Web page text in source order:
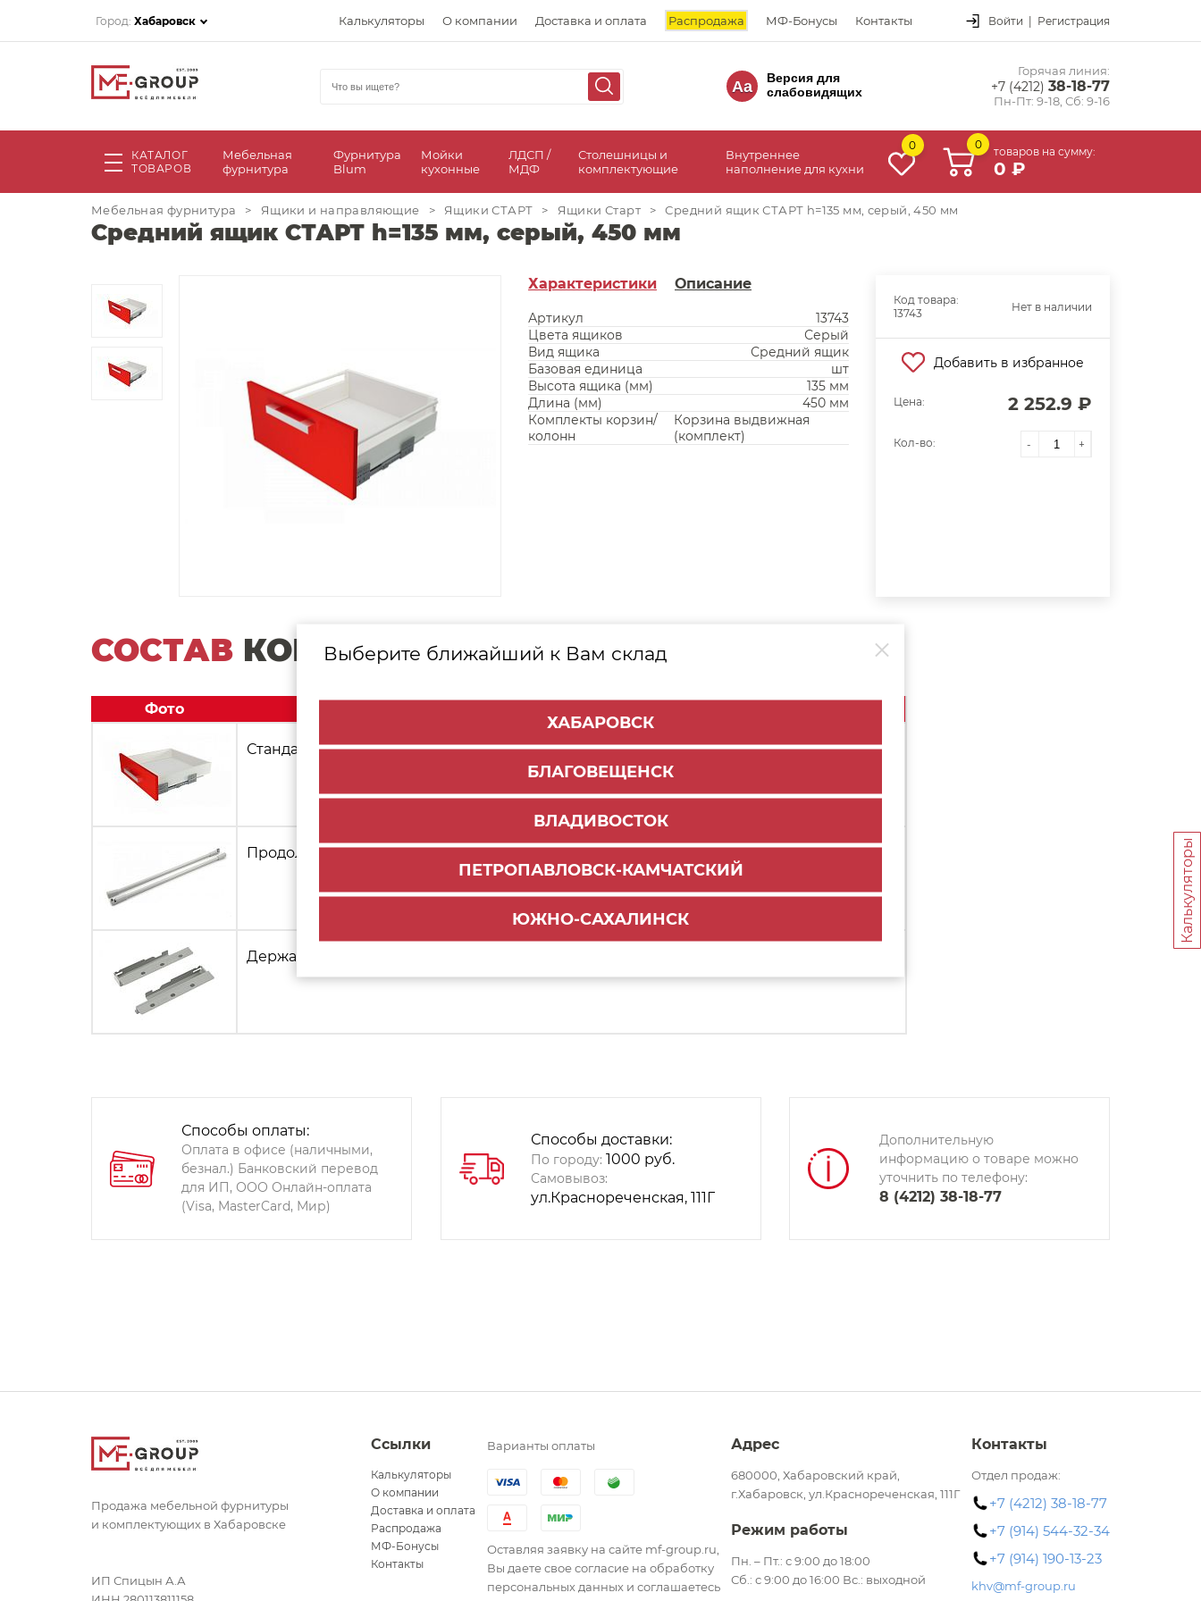
Город: Хабаровск Калькуляторы О компании Доставка и оплата Распродажа МФ-Бонусы Контакты Войти | Регистрация
Aa
Версия для
слабовидящих
Горячая линия:
+7 (4212) 38-18-77
Пн-Пт: 9-18, Сб: 9-16
КАТАЛОГ
ТОВАРОВ
Мебельная
фурнитура
Фурнитура
Blum
Мойки
кухонные
ЛДСП /
МДФ
Столешницы и
комплектующие
Внутреннее
наполнение для кухни
0 0
товаров на сумму:
0 ₽
Выберите ближайший к Вам склад
ХАБАРОВСК
БЛАГОВЕЩЕНСК
ВЛАДИВОСТОК
ПЕТРОПАВЛОВСК-КАМЧАТСКИЙ
ЮЖНО-САХАЛИНСК
Мебельная фурнитура > Ящики и направляющие > Ящики СТАРТ > Ящики Старт > Средний ящик СТАРТ h=135 мм, серый, 450 мм
Средний ящик СТАРТ h=135 мм, серый, 450 мм
Характеристики Описание
Артикул
13743
Цвета ящиков
Серый
Вид ящика
Средний ящик
Базовая единица
шт
Высота ящика (мм)
135 мм
Длина (мм)
450 мм
Комплекты корзин/
колонн
Корзина выдвижная
(комплект)
Код товара:
13743
Нет в наличии
Добавить в избранное
Цена: 2 252.9 ₽
Кол-во: - +
СОСТАВ КОМПЛЕКТА
Фото
Стандартный ящик СТАРТ h=86 мм, серый, 450 мм 1 шт.
Продольный рейлинг для направляющих СТАРТ SBR08/GR/450 серый (100) 1 шт.
Держатель задней стенки СРЕДНИЙ 135мм СТАРТ SBH41/GR (100)
Способы оплаты:
Оплата в офисе (наличными,
безнал.) Банковский перевод
для ИП, ООО Онлайн-оплата
(Visa, MasterCard, Мир)
Способы доставки:
По городу: 1000 руб.
Самовывоз:
ул.Краснореченская, 111Г
Дополнительную
информацию о товаре можно
уточнить по телефону:
8 (4212) 38-18-77
Калькуляторы
Продажа мебельной фурнитуры
и комплектующих в Хабаровске
ИП Спицын А.А
Ссылки
Калькуляторы
О компании
Доставка и оплата
Распродажа
МФ-Бонусы
Контакты
Варианты оплаты
Оставляя заявку на сайте mf-group.ru,
Вы даете свое согласие на обработку
персональных данных и соглашаетесь
Адрес
680000, Хабаровский край,
г.Хабаровск, ул.Краснореченская, 111Г
Режим работы
Пн. – Пт.: с 9:00 до 18:00
Сб.: с 9:00 до 16:00 Вс.: выходной
Контакты
Отдел продаж:
+7 (4212) 38-18-77
+7 (914) 544-32-34
+7 (914) 190-13-23
khv@mf-group.ru